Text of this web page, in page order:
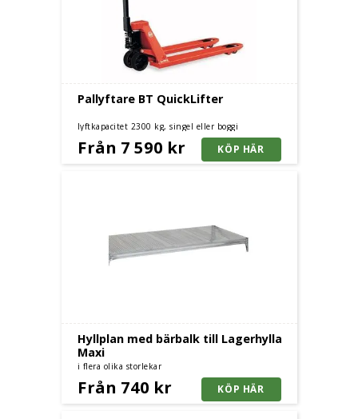
Pallyftare BT QuickLifter
lyftkapacitet 2300 kg, singel eller boggi
Från 7 590 kr
Hyllplan med bärbalk till Lagerhylla
Maxi
i flera olika storlekar
Från 740 kr